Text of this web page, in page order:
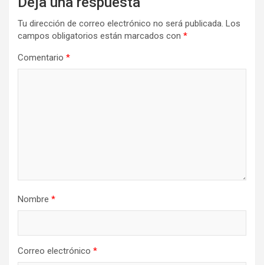
Tu dirección de correo electrónico no será publicada. Los
campos obligatorios están marcados con *
Comentario *
Nombre *
Correo electrónico *